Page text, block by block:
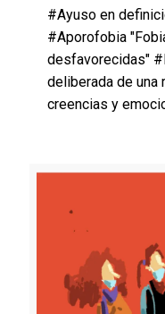
#Ayuso en
#Aporofobia
desfavorecidas"
deliberada de una
creencias y